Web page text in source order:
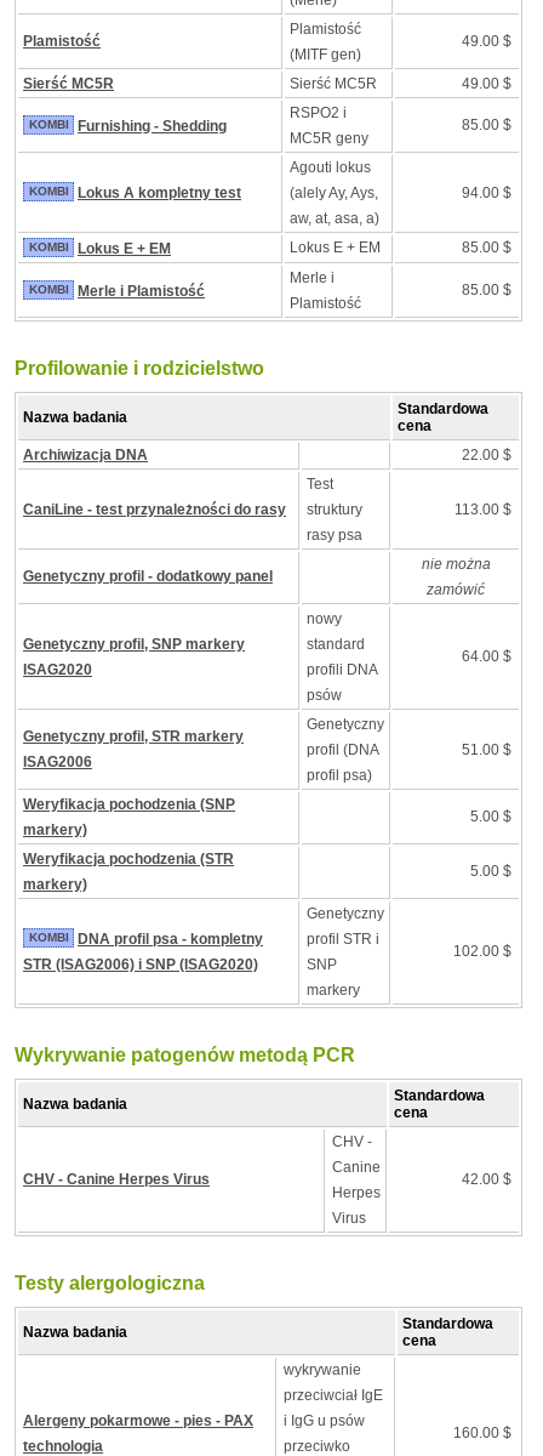
Plamistość
Plamistość
(MITF gen)
49.00 $
Sierść MC5R Sierść MC5R 49.00 $
KOMBI Furnishing - Shedding
RSPO2 i
MC5R geny
85.00 $
KOMBI Lokus A kompletny test
Agouti lokus
(alely Ay, Ays,
aw, at, asa, a)
94.00 $
KOMBI Lokus E + EM Lokus E + EM 85.00 $
KOMBI Merle i Plamistość
Merle i
Plamistość
85.00 $
Profilowanie i rodzicielstwo
Nazwa badania
Standardowa
cena
Archiwizacja DNA
22.00 $
CaniLine - test przynależności do rasy
Test
struktury
rasy psa
113.00 $
Genetyczny profil - dodatkowy panel
nie można
zamówić
Genetyczny profil, SNP markery
ISAG2020
nowy
standard
profili DNA
psów
64.00 $
Genetyczny profil, STR markery
ISAG2006
Genetyczny
profil (DNA
profil psa)
51.00 $
Weryfikacja pochodzenia (SNP
markery)
5.00 $
Weryfikacja pochodzenia (STR
markery)
5.00 $
KOMBI
DNA profil psa - kompletny
STR (ISAG2006) i SNP (ISAG2020)
Genetyczny
profil STR i
SNP
markery
102.00 $
Wykrywanie patogenów metodą PCR
Nazwa badania
Standardowa
cena
CHV - Canine Herpes Virus
CHV -
Canine
Herpes
Virus
42.00 $
Testy alergologiczna
Nazwa badania
Standardowa
cena
Alergeny pokarmowe - pies - PAX
technologia
wykrywanie
przeciwciał IgE
i IgG u psów
przeciwko
160.00 $